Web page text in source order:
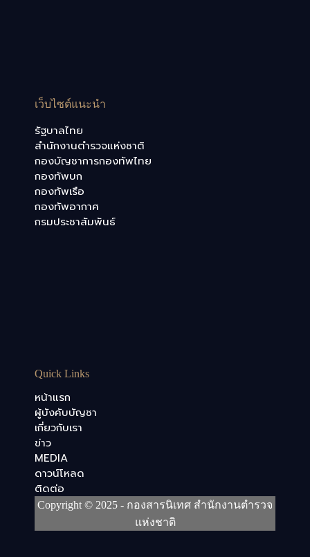
เว็บไซต์แนะนำ
รัฐบาลไทย
สำนักงานตำรวจแห่งชาติ
กองบัญชาการกองทัพไทย
กองทัพบก
กองทัพเรือ
กองทัพอากาศ
กรมประชาสัมพันธ์
Quick Links
หน้าแรก
ผู้บังคับบัญชา
เกี่ยวกับเรา
ข่าว
MEDIA
ดาวน์โหลด
ติดต่อ
Copyright © 2025 - กองสารนิเทศ สำนักงานตำรวจ
แห่งชาติ